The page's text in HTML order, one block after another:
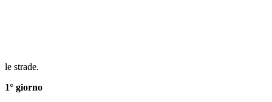
le strade.
1° giorno